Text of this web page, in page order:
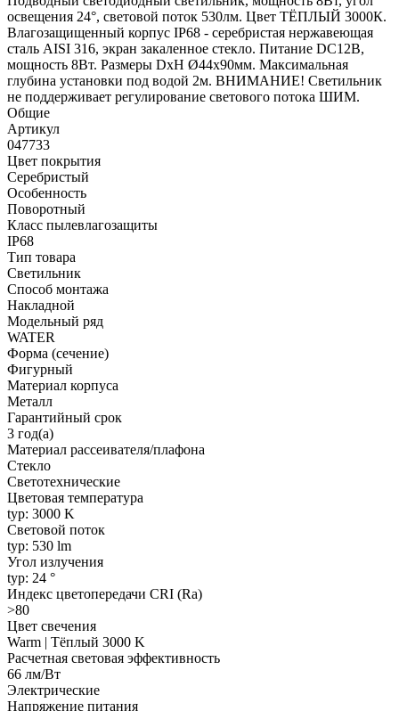
освещения 24°, световой поток 530лм. Цвет ТЁПЛЫЙ 3000К.
Влагозащищенный корпус IP68 - серебристая нержавеющая
сталь AISI 316, экран закаленное стекло. Питание DC12В,
мощность 8Вт. Размеры DxH Ø44х90мм. Максимальная
глубина установки под водой 2м. ВНИМАНИЕ! Светильник
не поддерживает регулирование светового потока ШИМ.
Общие
Артикул
047733
Цвет покрытия
Серебристый
Особенность
Поворотный
Класс пылевлагозащиты
IP68
Тип товара
Светильник
Способ монтажа
Накладной
Модельный ряд
WATER
Форма (сечение)
Фигурный
Материал корпуса
Металл
Гарантийный срок
3 год(а)
Материал рассеивателя/плафона
Стекло
Светотехнические
Цветовая температура
typ: 3000 K
Световой поток
typ: 530 lm
Угол излучения
typ: 24 °
Индекс цветопередачи CRI (Ra)
>80
Цвет свечения
Warm | Тёплый 3000 K
Расчетная световая эффективность
66 лм/Вт
Электрические
Напряжение питания